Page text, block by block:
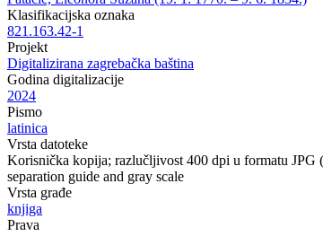
Klasifikacijska oznaka
821.163.42-1
Projekt
Digitalizirana zagrebačka baština
Godina digitalizacije
2024
Pismo
latinica
Vrsta datoteke
Korisnička kopija; razlučljivost 400 dpi u formatu JPG
separation guide and gray scale
Vrsta građe
knjiga
Prava